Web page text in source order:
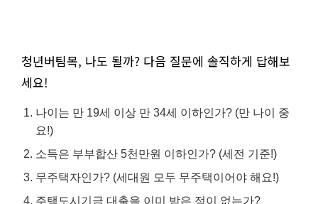
청년버팀목, 나도 될까? 다음 질문에 솔직하게 답해보
세요!
나이는 만 19세 이상 만 34세 이하인가? (만 나이 중
요!)
소득은 부부합산 5천만원 이하인가? (세전 기준!)
무주택자인가? (세대원 모두 무주택이어야 해요!)
주택도시기금 대출을 이미 받은 적이 없는가?